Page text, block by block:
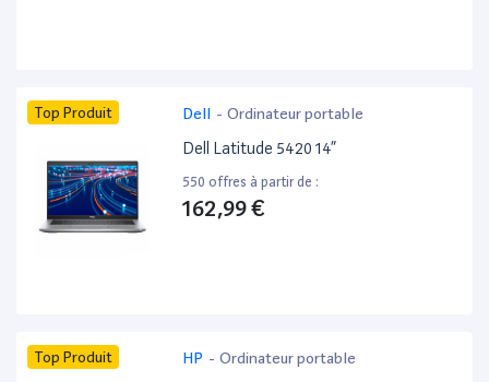
Top Produit Dell - Ordinateur portable
Dell Latitude 5420 14”
550 offres à partir de :
162,99 €
Top Produit HP - Ordinateur portable